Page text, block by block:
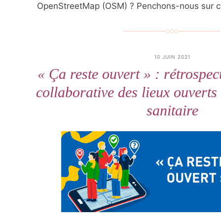
OpenStreetMap (OSM) ? Penchons-nous sur
10 JUIN 2021
« Ça reste ouvert » :
collaborative des lieux
sanitaire